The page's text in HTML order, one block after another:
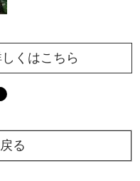
くはこちら
る